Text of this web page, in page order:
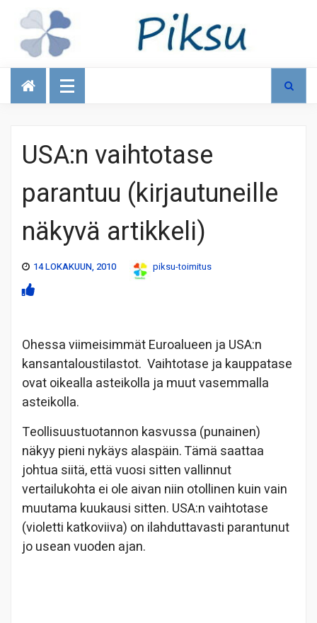
Talous
USA:n vaihtotase
parantuu (kirjautuneille
näkyvä artikkeli)
14 LOKAKUUN, 2010 piksu-toimitus
Ohessa viimeisimmät Euroalueen ja USA:n
kansantaloustilastot. Vaihtotase ja kauppatase
ovat oikealla asteikolla ja muut vasemmalla
asteikolla.
Teollisuustuotannon kasvussa (punainen)
näkyy pieni nykäys alaspäin. Tämä saattaa
johtua siitä, että vuosi sitten vallinnut
vertailukohta ei ole aivan niin otollinen kuin vain
muutama kuukausi sitten. USA:n vaihtotase
(violetti katkoviiva) on ilahduttavasti parantunut
jo usean vuoden ajan.